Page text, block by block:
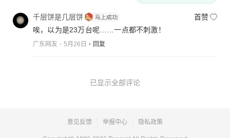
千层饼是几层饼
首赞
唉，以为是23万台呢……一点都不刺激！
广东网友 5月26日 回复
已显示全部评论
意见反馈 举报中心 隐私政策